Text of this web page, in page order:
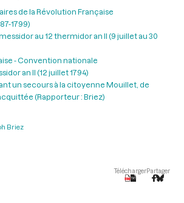
de la Révolution Française
1799)
messidor au 12 thermidor an II (9 juillet au 30
- Convention nationale
an II (12 juillet 1794)
un secours à la citoyenne Mouillet, de
(Rapporteur : Briez)
Briez
TéléchargerPartager